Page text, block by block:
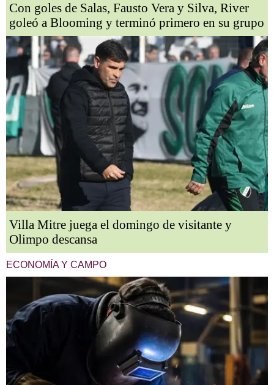
Con goles de Salas, Fausto Vera y Silva, River
goleó a Blooming y terminó primero en su grupo
Villa Mitre juega el domingo de visitante y
Olimpo descansa
ECONOMÍA Y CAMPO